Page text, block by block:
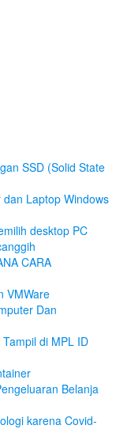
SSD (Solid State
Laptop Windows
desktop PC
CARA
VMWare
Dan
di MPL ID
Belanja
karena Covid-